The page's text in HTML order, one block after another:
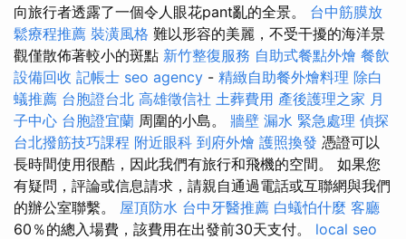
向旅行者透露了一個令人眼花pant亂的全景。 台中筋膜放
鬆療程推薦 裝潢風格 難以形容的美麗，不受干擾的海洋景
觀僅散佈著較小的斑點 新竹整復服務 自助式餐點外燴 餐飲
設備回收 記帳士 seo agency - 精緻自助餐外燴料理 除白
蟻推薦 台胞證台北 高雄徵信社 土葬費用 產後護理之家 月
子中心 台胞證宜蘭 周圍的小島。 牆壁 漏水 緊急處理 偵探
台北撥筋技巧課程 附近眼科 到府外燴 護照換發 憑證可以
長時間使用很酷，因此我們有旅行和飛機的空間。 如果您
有疑問，評論或信息請求，請親自通過電話或互聯網與我們
的辦公室聯繫。 屋頂防水 台中牙醫推薦 白蟻怕什麼 客廳
60％的總入場費，該費用在出發前30天支付。 local seo